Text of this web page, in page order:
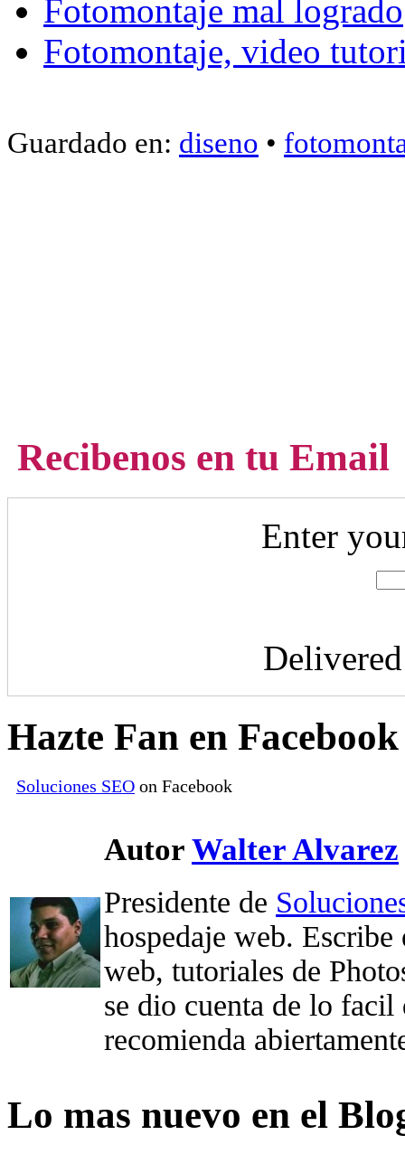
Fotomontaje mal logrado
Fotomontaje, video
Guardado en: diseno •
Recibenos en tu Email
Enter
Hazte Fan en Facebook
Soluciones SEO on Facebook
Autor Walter Alvarez
Presidente de
hospedaje web.
web, tutoriales de
se dio cuenta de lo
recomienda
Lo mas nuevo en el